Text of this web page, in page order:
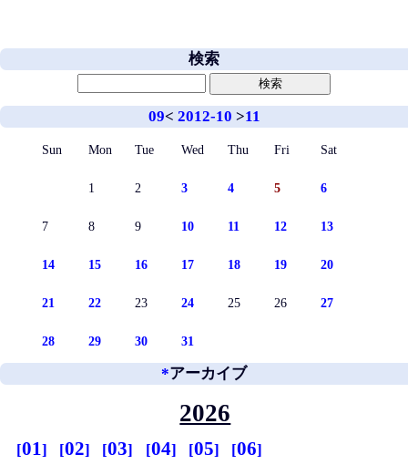
検索
09< 2012-10 >11
Sun Mon Tue Wed Thu Fri Sat
1 2 3 4 5 6
7 8 9 10 11 12 13
14 15 16 17 18 19 20
21 22 23 24 25 26 27
28 29 30 31
*アーカイブ
2026
01 02 03 04 05
06